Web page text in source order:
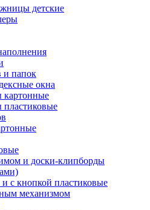
детские
и папок
окна
картонные
пластиковые
и доски-клипборды
с кнопкой пластиковые
механизмом